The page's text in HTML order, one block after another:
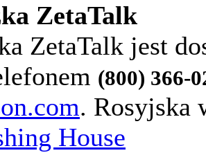
ZetaTalk
ZetaTalk jest
(800) 366-
. Rosyjska
House